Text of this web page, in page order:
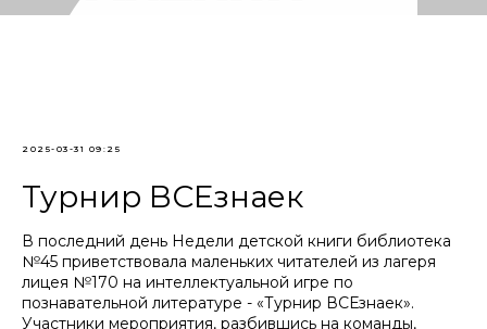
2025-03-31 09:25
Турнир ВСЕзнаек
В последний день Недели детской книги библиотека
№45 приветствовала маленьких читателей из лагеря
лицея №170 на интеллектуальной игре по
познавательной литературе - «Турнир ВСЕзнаек».
Участники мероприятия, разбившись на команды,